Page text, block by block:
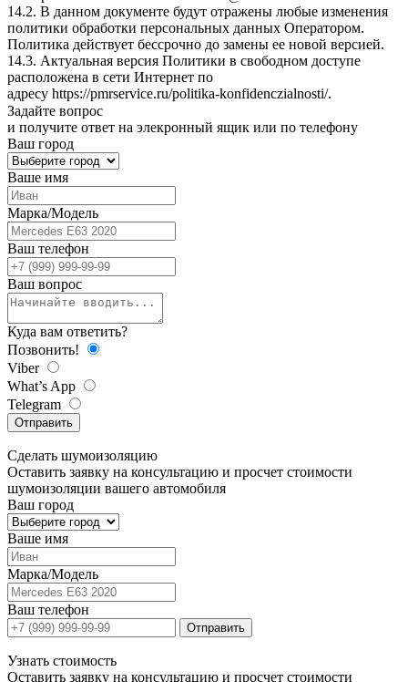
14.2. В данном документе будут отражены любые изменения
политики обработки персональных данных Оператором.
Политика действует бессрочно до замены ее новой версией.
14.3. Актуальная версия Политики в свободном доступе
расположена в сети Интернет по
адресу https://pmrservice.ru/politika-konfidenczialnosti/.
Задайте вопрос
и получите ответ на элекронный ящик или по телефону
Ваш город
Ваше имя
Марка/Модель
Ваш телефон
Ваш вопрос
Куда вам ответить?
Позвонить!
Viber
What’s App
Telegram
Отправить
Сделать шумоизоляцию
Оставить заявку на консультацию и просчет стоимости
шумоизоляции вашего автомобиля
Ваш город
Ваше имя
Марка/Модель
Ваш телефон
Отправить
Узнать стоимость
Оставить заявку на консультацию и просчет стоимости